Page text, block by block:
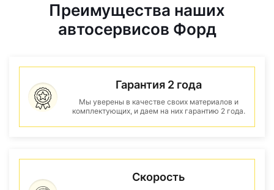
Преимущества наших
автосервисов Форд
Гарантия 2 года
Мы уверены в качестве своих материалов и
комплектующих, и даем на них гарантию 2 года.
Скорость